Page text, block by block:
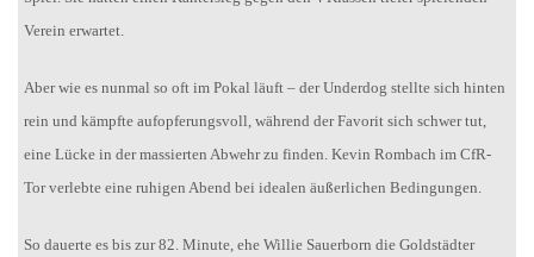
Verein erwartet.
Aber wie es nunmal so oft im Pokal läuft – der Underdog stellte sich hinten
rein und kämpfte aufopferungsvoll, während der Favorit sich schwer tut,
eine Lücke in der massierten Abwehr zu finden. Kevin Rombach im CfR-
Tor verlebte eine ruhigen Abend bei idealen äußerlichen Bedingungen.
So dauerte es bis zur 82. Minute, ehe Willie Sauerborn die Goldstädter